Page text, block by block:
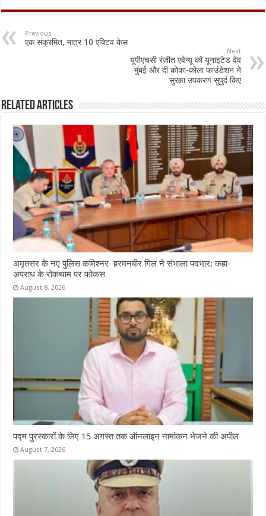
e
b
o
at
p
ai ar
Previous
एक संक्रमित, मात्र 10 एक्टिव केस
Next
यूपीएचसी रंजीत एवेन्यू को यूनाइटेड वेव
मुंबई और दी कोका-कोला फाउंडेशन ने
सुरक्षा उपकरण सुपुर्द किए
Related Articles
अमृतसर के नए पुलिस कमिश्नर हरमनबीर गिल ने संभाला पदभार: कहा-
अपराध के रोकथाम पर फोकस
August 8, 2026
पद्म पुरस्कारों के लिए 15 अगस्त तक ऑनलाइन नामांकन भेजने की अपील
August 7, 2026